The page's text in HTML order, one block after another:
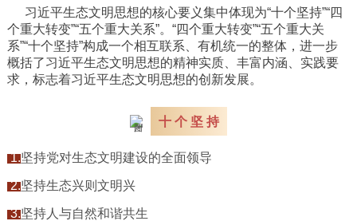
习近平生态文明思想的核心要义集中体现为“十个坚持”“四
个重大转变”“五个重大关系”。 “四个重大转变”“五个重大关
系”“十个坚持”构成一个相互联系、有机统一的整体，进一步
概括了习近平生态文明思想的精神实质、丰富内涵、实践要
求，标志着习近平生态文明思想的创新发展。
十 个 坚 持
1.坚持党对生态文明建设的全面领导
2.坚持生态兴则文明兴
3.坚持人与自然和谐共生